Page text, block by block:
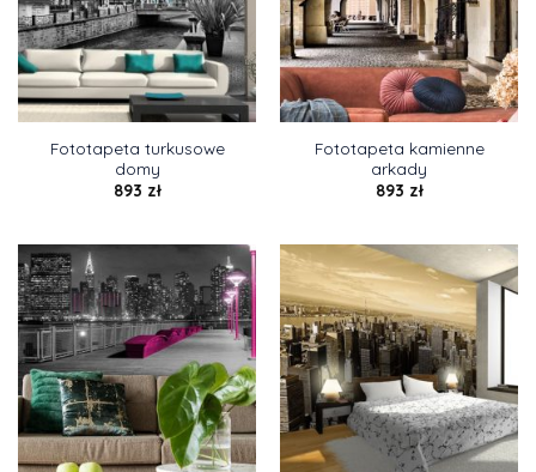
Fototapeta turkusowe
domy
893 zł
Fototapeta kamienne
arkady
893 zł